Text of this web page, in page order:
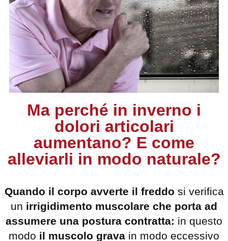
Ma perché in inverno i
dolori articolari
aumentano? E come
alleviarli in modo naturale?
Quando il corpo avverte il freddo si verifica
un irrigidimento muscolare che porta ad
assumere una postura contratta: in questo
modo il muscolo grava in modo eccessivo